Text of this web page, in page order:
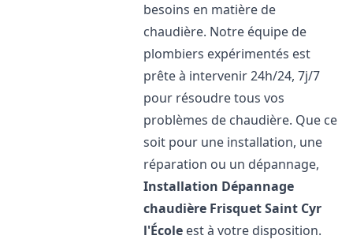
besoins en matière de
chaudière. Notre équipe de
plombiers expérimentés est
prête à intervenir 24h/24, 7j/7
pour résoudre tous vos
problèmes de chaudière. Que ce
soit pour une installation, une
réparation ou un dépannage,
Installation Dépannage
chaudière FrisquetSaint Cyr
l'École est à votre disposition.